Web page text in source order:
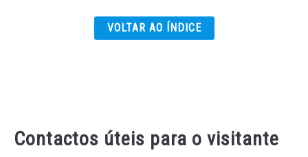
VOLTAR AO ÍNDICE
Contactos úteis para o visitante